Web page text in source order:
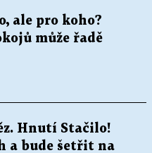
ale pro koho?
může řadě
Hnutí Stačilo!
a bude šetřit na